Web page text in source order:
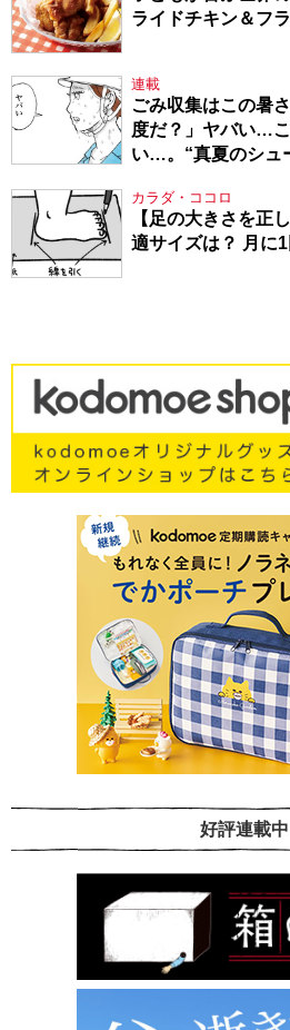
ライドチキン＆フ
連載
ごみ収集はこの暑
度だ？」ヤバい…
い…。“真夏のシュ
カラダ・ココロ
【足の大きさを正
適サイズは？ 月に
好評連載中